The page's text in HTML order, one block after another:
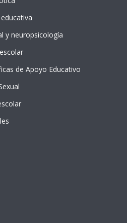
y neuropsicología
de Apoyo Educativo